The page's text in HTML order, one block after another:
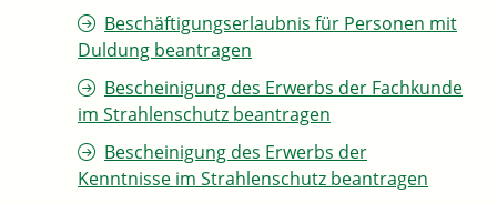
Beschäftigungserlaubnis für Personen mit
Duldung beantragen
Bescheinigung des Erwerbs der Fachkunde
im Strahlenschutz beantragen
Bescheinigung des Erwerbs der
Kenntnisse im Strahlenschutz beantragen